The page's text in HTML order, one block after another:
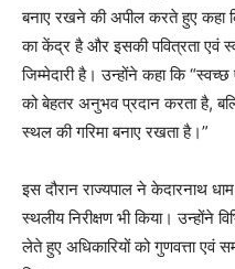
बनाए रखने की अपील करते हुए कहा
का केंद्र है और इसकी पवित्रता एवं
जिम्मेदारी है। उन्होंने कहा कि
को बेहतर अनुभव प्रदान करता है,
स्थल की गरिमा बनाए रखता है।”
इस दौरान राज्यपाल ने केदारनाथ धाम
स्थलीय निरीक्षण भी किया। उन्होंने
लेते हुए अधिकारियों को गुणवत्ता एवं